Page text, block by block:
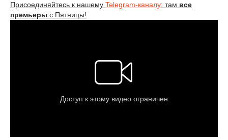
Присоединяйтесь к нашему Telegram-каналу: там все
премьеры с Пятницы!